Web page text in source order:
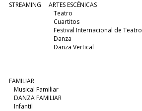
STREAMING
ARTES ESCÉNICAS
Teatro
Cuartitos
Festival Internacional de Teatro
Danza
Danza Vertical
FAMILIAR
Musical Familiar
DANZA FAMILIAR
Infantil